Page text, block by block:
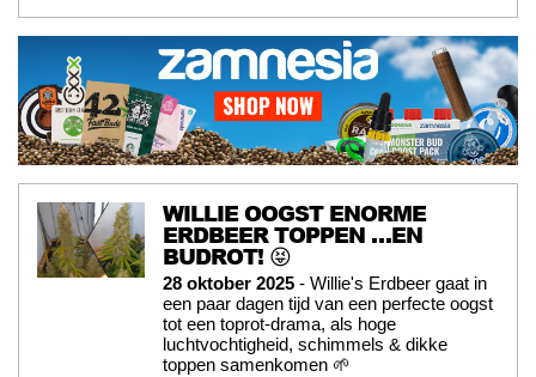
WILLIE OOGST ENORME
ERDBEER TOPPEN …EN
BUDROT! 😝
28 oktober 2025 - Willie's Erdbeer gaat in
een paar dagen tijd van een perfecte oogst
tot een toprot-drama, als hoge
luchtvochtigheid, schimmels & dikke
toppen samenkomen 🌱